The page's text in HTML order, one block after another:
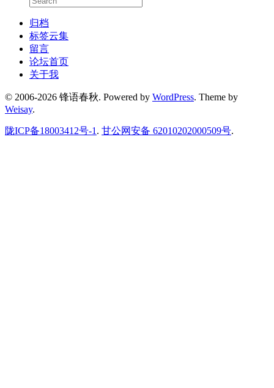
归档
标签云集
留言
论坛首页
关于我
© 2006-2026 锋语春秋. Powered by WordPress. Theme by
Weisay.
陇ICP备18003412号-1 . 甘公网安备 62010202000509号.